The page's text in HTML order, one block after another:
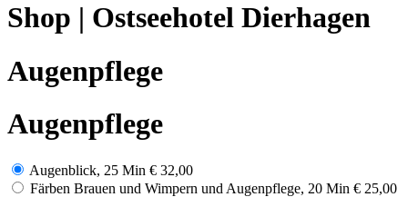
Shop | Ostseehotel Dierhagen
Augenpflege
Augenpflege
Augenblick, 25 Min € 32,00
Färben Brauen und Wimpern und Augenpflege, 20 Min € 25,00